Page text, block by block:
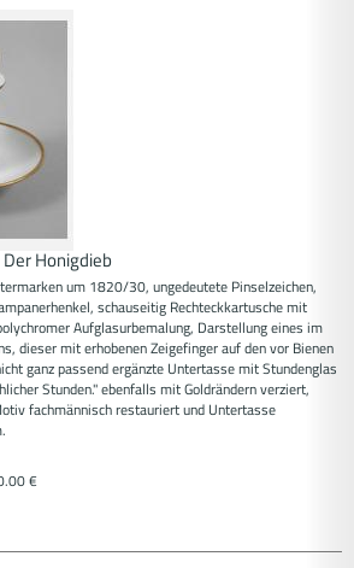
Honigdieb
um 1820/30, ungedeutete Pinselzeichen,
schauseitig Rechteckkartusche mit
Aufglasurbemalung, Darstellung eines im
dieser mit erhobenen Zeigefinger auf den vor Bienen
ganz passend ergänzte Untertasse mit Stundenglas
Stunden." ebenfalls mit Goldrändern verziert,
fachmännisch restauriert und Untertasse
€